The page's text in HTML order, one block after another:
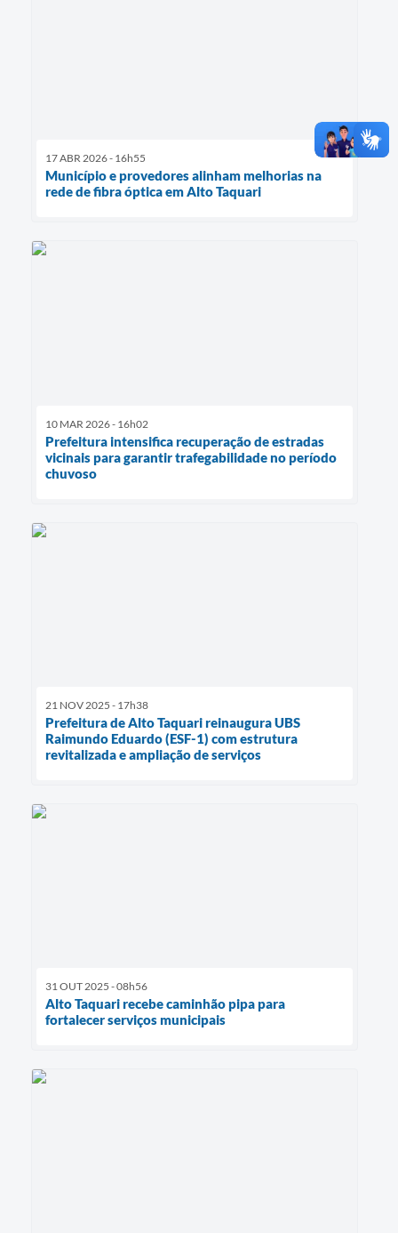
17 ABR 2026 - 16h55
Município e provedores alinham melhorias na
rede de fibra óptica em Alto Taquari
10 MAR 2026 - 16h02
Prefeitura intensifica recuperação de estradas
vicinais para garantir trafegabilidade no período
chuvoso
21 NOV 2025 - 17h38
Prefeitura de Alto Taquari reinaugura UBS
Raimundo Eduardo (ESF-1) com estrutura
revitalizada e ampliação de serviços
31 OUT 2025 - 08h56
Alto Taquari recebe caminhão pipa para
fortalecer serviços municipais